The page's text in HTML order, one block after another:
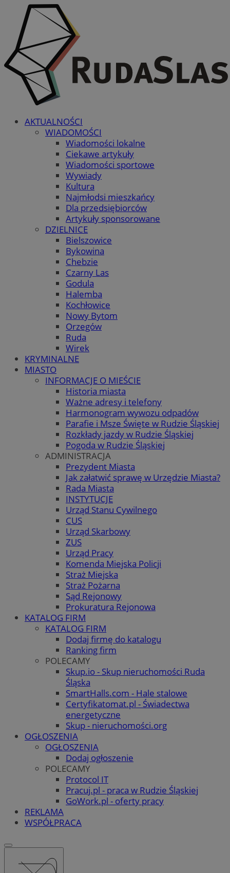
AKTUALNOŚCI
WIADOMOŚCI
Wiadomości lokalne
Ciekawe artykuły
Wiadomości sportowe
Wywiady
Kultura
Najmłodsi mieszkańcy
Dla przedsiębiorców
Artykuły sponsorowane
DZIELNICE
Bielszowice
Bykowina
Chebzie
Czarny Las
Godula
Halemba
Kochłowice
Nowy Bytom
Orzegów
Ruda
Wirek
KRYMINALNE
MIASTO
INFORMACJE O MIEŚCIE
Historia miasta
Ważne adresy i telefony
Harmonogram wywozu odpadów
Parafie i Msze Święte w Rudzie Śląskiej
Rozkłady jazdy w Rudzie Śląskiej
Pogoda w Rudzie Śląskiej
ADMINISTRACJA
Prezydent Miasta
Jak załatwić sprawę w Urzędzie Miasta?
Rada Miasta
INSTYTUCJE
Urząd Stanu Cywilnego
CUS
Urząd Skarbowy
ZUS
Urząd Pracy
Komenda Miejska Policji
Straż Miejska
Straż Pożarna
Sąd Rejonowy
Prokuratura Rejonowa
KATALOG FIRM
KATALOG FIRM
Dodaj firmę do katalogu
Ranking firm
POLECAMY
Skup.io - Skup nieruchomości Ruda
Śląska
SmartHalls.com - Hale stalowe
Certyfikatomat.pl - Świadectwa
energetyczne
Skup - nieruchomości.org
OGŁOSZENIA
OGŁOSZENIA
Dodaj ogłoszenie
POLECAMY
Protocol IT
Pracuj.pl - praca w Rudzie Śląskiej
GoWork.pl - oferty pracy
REKLAMA
WSPÓŁPRACA